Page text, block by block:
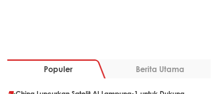
Populer Berita Utama